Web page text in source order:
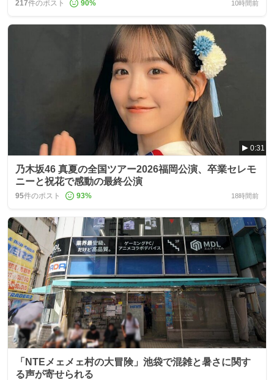
217件のポスト 90% 10時間前
0:31
乃木坂46 真夏の全国ツアー2026福岡公演、卒業セレモ
ニーと祝花で感動の最終公演
95件のポスト 93% 18時間前
「NTEメェメェ村の大冒険」池袋で混雑と暑さに関す
る声が寄せられる